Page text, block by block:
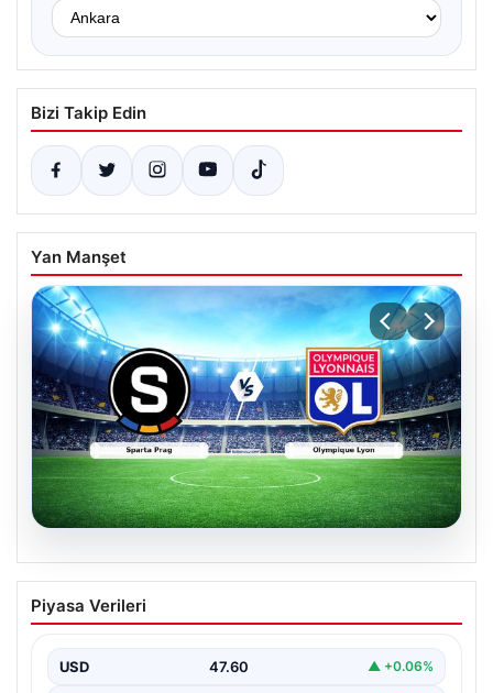
Bizi Takip Edin
Yan Manşet
CANLI | Sparta Prag – Olympique Lyon
Canlı Maç Anlatımı
Piyasa Verileri
USD 47.60 ▲ +0.06%